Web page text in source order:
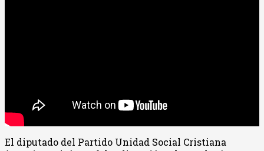
El diputado del Partido Unidad Social Cristiana